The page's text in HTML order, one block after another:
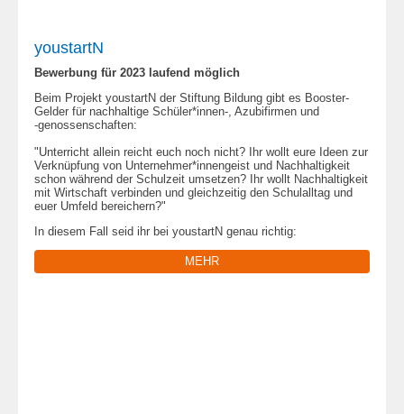
youstartN
Bewerbung für 2023 laufend möglich
Beim Projekt youstartN der Stiftung Bildung gibt es Booster-
Gelder für nachhaltige Schüler*innen-, Azubifirmen und
-genossenschaften:
"Unterricht allein reicht euch noch nicht? Ihr wollt eure Ideen zur
Verknüpfung von Unternehmer*innengeist und Nachhaltigkeit
schon während der Schulzeit umsetzen? Ihr wollt Nachhaltigkeit
mit Wirtschaft verbinden und gleichzeitig den Schulalltag und
euer Umfeld bereichern?"
In diesem Fall seid ihr bei youstartN genau richtig:
MEHR